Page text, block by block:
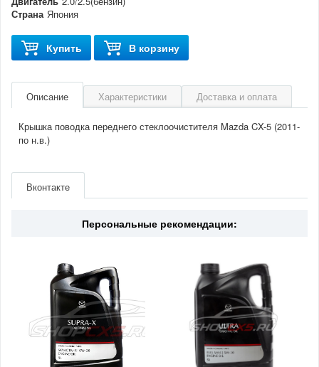
Страна Япония
Купить В корзину
Описание Характеристики Доставка и оплата
Крышка поводка переднего стеклоочистителя Mazda CX-5 (2011-
по н.в.)
Двигатель 2.0/2.5(бензин)
Вконтакте
Персональные рекомендации: